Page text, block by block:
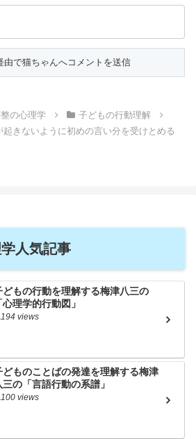
の心理学
子どもの行動理解
きないように初めの言い分を受けとめる
人気記事
どもの行動を理解する梅津八三の
心理学的行動図」
views
どものことばの発達を理解する梅津
三の「言語行動の系譜」
views